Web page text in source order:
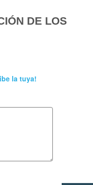
DE LOS
la tuya!